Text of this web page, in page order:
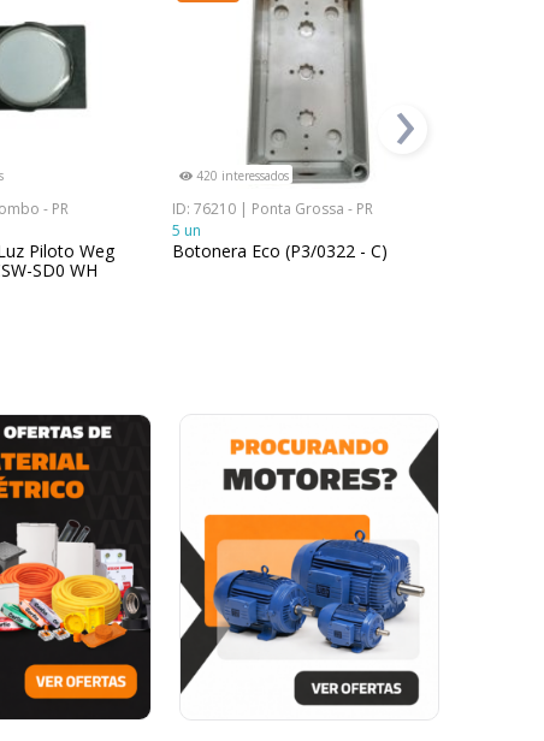
- PR
Piloto Weg
SD0 WH
420 interessados
ID: 76210 | Ponta Grossa - PR
5 un
Botonera Eco (P3/0322 - C)
›